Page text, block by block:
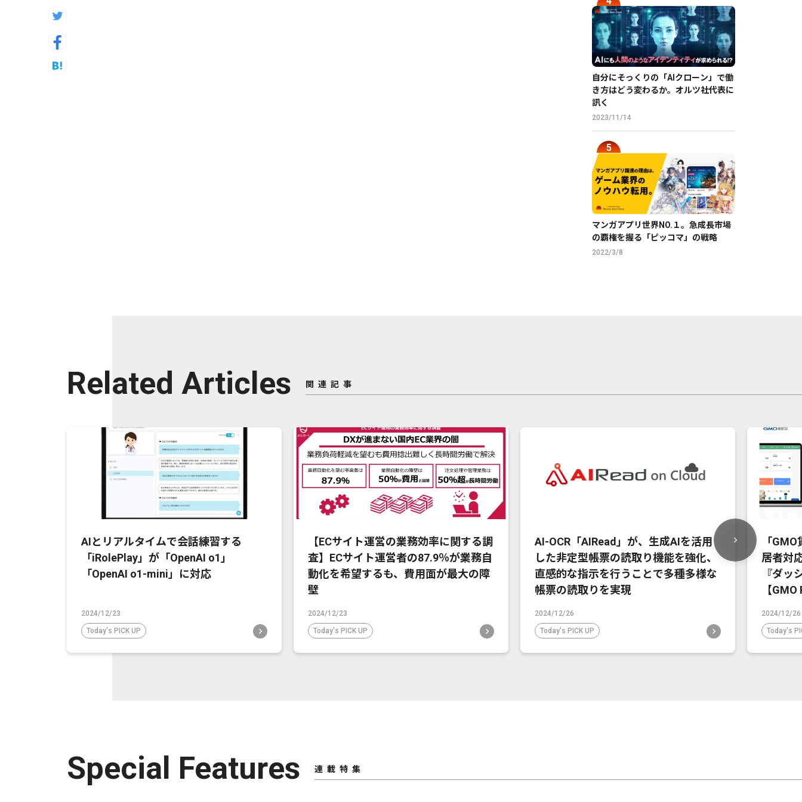
自分にそっくりの「AIクローン」で働
き方はどう変わるか。オルツ社代表に
訊く
2023/11/14
マンガアプリ世界NO.１。急成長市場
の覇権を握る「ピッコマ」の戦略
2022/3/8
Related Articles 関連記事
AIとリアルタイムで会話練習する
「iRolePlay」が「OpenAI o1」
「OpenAI o1-mini」に対応
2024/12/23
Today's PICK UP
【ECサイト運営の業務効率に関する調
査】ECサイト運営者の87.9％が業務自
動化を希望するも、費用面が最大の障
壁
2024/12/23
Today's PICK UP
AI-OCR「AIRead」が、生成AIを活用
した非定型帳票の読取り機能を強化、
直感的な指示を行うことで多種多様な
帳票の読取りを実現
2024/12/26
Today's PICK UP
「
居者対
『ダッ
【
2024/12/26
Today's
Special Features 連載特集